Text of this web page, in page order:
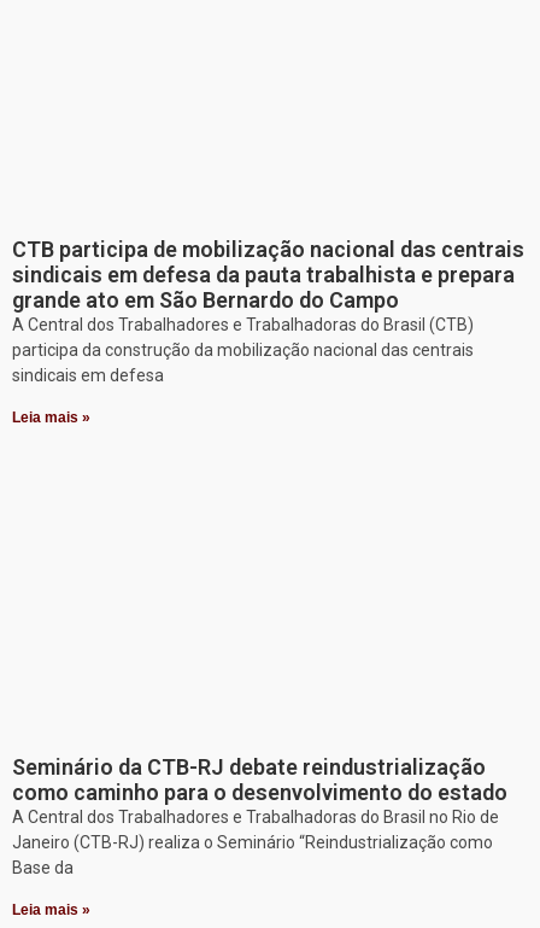
CTB participa de mobilização nacional das centrais
sindicais em defesa da pauta trabalhista e prepara
grande ato em São Bernardo do Campo
A Central dos Trabalhadores e Trabalhadoras do Brasil (CTB)
participa da construção da mobilização nacional das centrais
sindicais em defesa
Leia mais »
Seminário da CTB-RJ debate reindustrialização
como caminho para o desenvolvimento do estado
A Central dos Trabalhadores e Trabalhadoras do Brasil no Rio de
Janeiro (CTB-RJ) realiza o Seminário “Reindustrialização como
Base da
Leia mais »